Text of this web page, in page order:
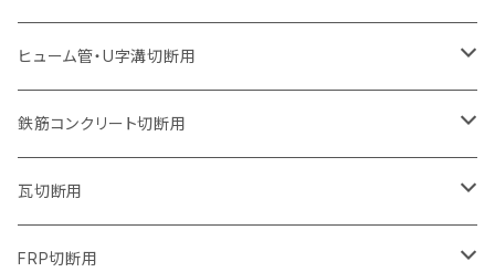
セグメントタイプ
305mm（12インチ）
セグメント
セグメント（特殊凸凹加工チップ）
355mm（14インチ）
セグメント
セグメント（特殊凸凹加工チップ）
405mm（16インチ）
セグメントタイプ
ウェーブタイプ
セグメントタイプ
ウェーブタイプ
230mm（9インチ）
セグメントタイプ
ウェーブタイプ
255mm（10インチ）
セグメントタイプ
305mm（12インチ）
セグメント
355mm（14インチ）
ウェーブタイプ
セグメントタイプ
ウェーブタイプ
205mm（8インチ）
セグメントタイプ
ウェーブタイプ
230mm（9インチ）
セグメントタイプ
ウェーブタイプ
255mm（10インチ）
セグメントタイプ
305mm（12インチ）
セグメントタイプ（ビス穴付き
セグメントタイプ
180mm（7インチ）
セグメントタイプ
205mm（8インチ）
セグメントタイプ
230mm（9インチ）
セグメントタイプ
255mm（10インチ）
セグメントタイプ（ビス穴付き
セグメントタイプ
セグメントタイプ（ビス穴付き
150mm（6インチ）
セグメントタイプ
180mm（7インチ）
セグメントタイプ
205mm（8インチ）
セグメントタイプ
230mm（9インチ）
セグメントタイプ
ウェーブタイプ
125mm（5インチ）
セグメントタイプ
ウェーブタイプ
150mm（6インチ）
セグメントタイプ
ウェーブタイプ
180mm（7インチ）
セグメントタイプ
205mm（8インチ）
125mm（5インチ）
ヒューム管・U字溝切断用
105mm（4インチ）
セグメントタイプ
125mm（5インチ）
セグメントタイプ
150mm（6インチ）
鉄筋コンクリート切断用
305mm（12インチ）
セグメントタイプ
355mm（14インチ）
瓦切断用
105mm（4インチ）
FRP切断用